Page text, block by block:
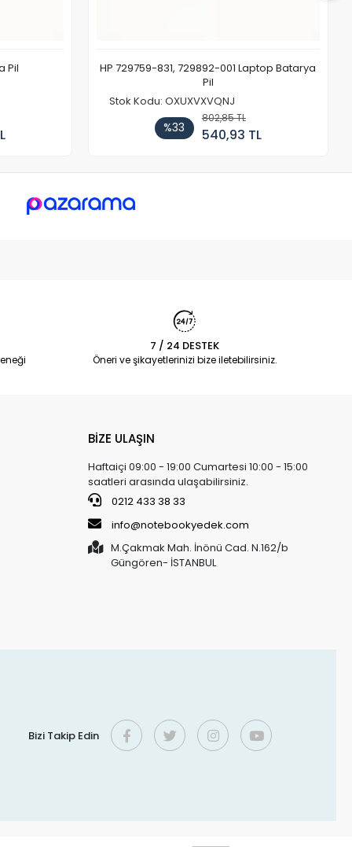
Pil
HP 729759-831, 729892-001 Laptop Batarya
Pil
Stok Kodu: OXUXVXVQNJ
%33
802,85 TL
540,93 TL
7 / 24 DESTEK
Öneri ve şikayetlerinizi bize iletebilirsiniz.
BİZE ULAŞIN
Haftaiçi 09:00 - 19:00 Cumartesi 10:00 - 15:00
saatleri arasında ulaşabilirsiniz.
0212 433 38 33
info@notebookyedek.com
M.Çakmak Mah. İnönü Cad. N.162/b
Güngören- İSTANBUL
Bizi Takip Edin